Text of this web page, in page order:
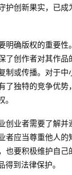
护创新果实，已成
明确版权的重要性
了创作者对其作
制或传播。对于中
了独特的竞争优势
创业者需要了解并
者应当尊重他人的
也要积极维护自己
到法律保护。